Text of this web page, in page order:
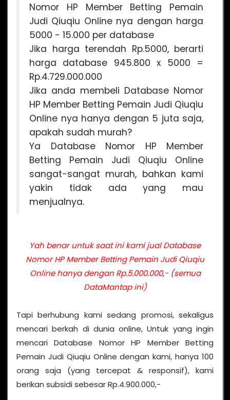
Nomor HP Member Betting Pemain
Judi Qiuqiu Online nya dengan harga
5000 - 15.000 per database
Jika harga terendah Rp.5000, berarti
harga database 945.800 x 5000 =
Rp.4.729.000.000
Jika anda membeli Database Nomor
HP Member Betting Pemain Judi Qiuqiu
Online nya hanya dengan 5 juta saja,
apakah sudah murah?
Ya Database Nomor HP Member
Betting Pemain Judi Qiuqiu Online
sangat-sangat murah, bahkan kami
yakin tidak ada yang mau
menjualnya.
Yah benar untuk saat ini kami jual Database
Nomor HP Member Betting Pemain Judi Qiuqiu
Online hanya dengan Rp.5.000.000,- (semua
DataMantap ini)
Tapi berhubung kami sedang promosi, sekaligus
mencari berkah di dunia online, Untuk yang ingin
mencari Database Nomor HP Member Betting
Pemain Judi Qiuqiu Online dengan kami, hanya 100
orang saja (yang tercepat & responsif), kami
berikan subsidi sebesar Rp.4.900.000,-